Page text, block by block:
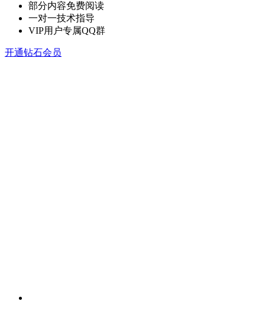
部分内容免费阅读
一对一技术指导
VIP用户专属QQ群
开通钻石会员